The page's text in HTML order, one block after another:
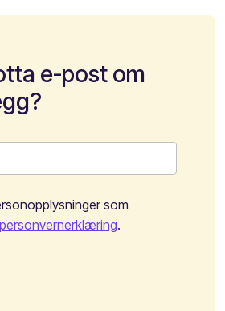
e-post om
som
personvernerklæring.